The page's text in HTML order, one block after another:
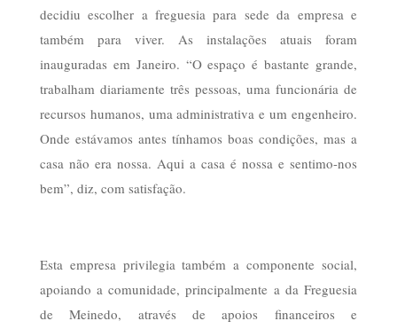
decidiu escolher a freguesia para sede da empresa e
também para viver. As instalações atuais foram
inauguradas em Janeiro. “O espaço é bastante grande,
trabalham diariamente três pessoas, uma funcionária de
recursos humanos, uma administrativa e um engenheiro.
Onde estávamos antes tínhamos boas condições, mas a
casa não era nossa. Aqui a casa é nossa e sentimo-nos
bem”, diz, com satisfação.
Esta empresa privilegia também a componente social,
apoiando a comunidade, principalmente a da Freguesia
de Meinedo, através de apoios financeiros e